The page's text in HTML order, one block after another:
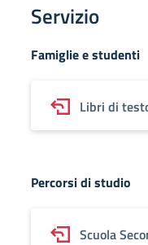
Servizio
Famiglie e studenti
Libri di
Percorsi di studio
Scuola